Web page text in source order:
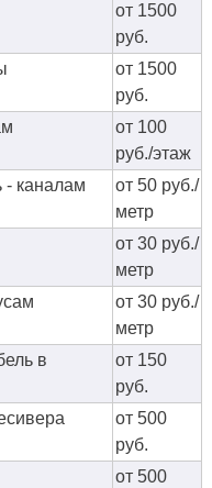
от 1500
руб.
от 1500
руб.
от 100
руб./этаж
- каналам
от 50 руб./
метр
от 30 руб./
метр
от 30 руб./
метр
в
от 150
руб.
от 500
руб.
от 500